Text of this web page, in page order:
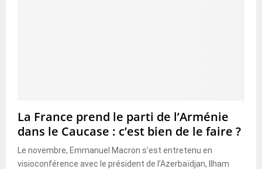
La France prend le parti de l’Arménie
dans le Caucase : c’est bien de le faire ?
Le novembre, Emmanuel Macron s’est entretenu en
visioconférence avec le président de l’Azerbaïdjan, Ilham